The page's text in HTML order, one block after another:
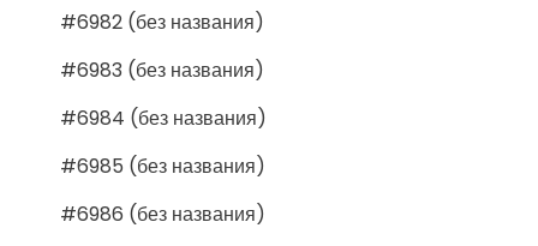
#6982 (без названия)
#6983 (без названия)
#6984 (без названия)
#6985 (без названия)
#6986 (без названия)